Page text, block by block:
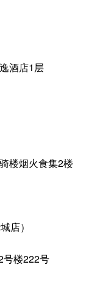
酒店1层
楼烟火食集2楼
店）
号楼222号